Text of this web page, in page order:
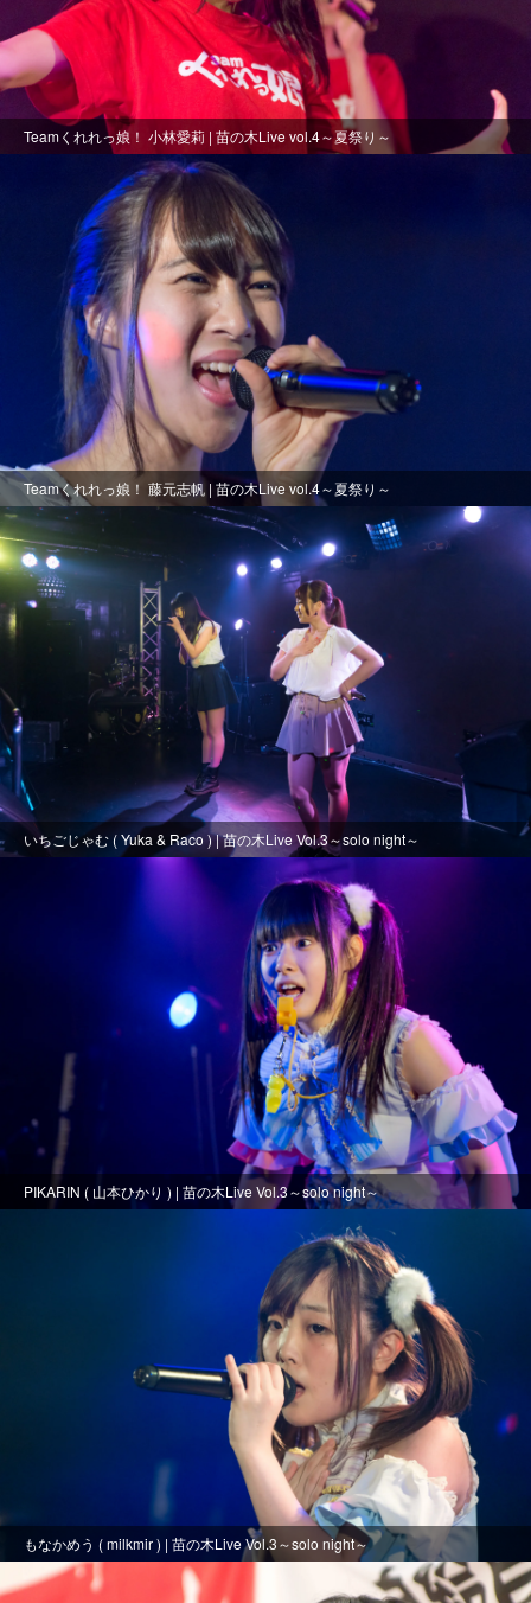
Teamくれれっ娘！ 小林愛莉 | 苗の木Live vol.4～夏祭り～
Teamくれれっ娘！ 藤元志帆 | 苗の木Live vol.4～夏祭り～
いちごじゃむ ( Yuka & Raco ) | 苗の木Live Vol.3～solo night～
PIKARIN ( 山本ひかり ) | 苗の木Live Vol.3～solo night～
もなかめう ( milkmir ) | 苗の木Live Vol.3～solo night～